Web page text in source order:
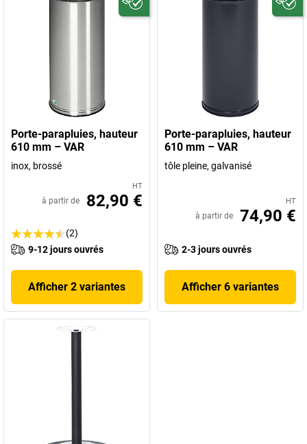
Porte-parapluies, hauteur
610 mm – VAR
inox, brossé
HT
à partir de 82,90 €
(2)
9-12 jours ouvrés
Afficher 2 variantes
Porte-parapluies, hauteur
610 mm – VAR
tôle pleine, galvanisé
HT
à partir de 74,90 €
2-3 jours ouvrés
Afficher 6 variantes